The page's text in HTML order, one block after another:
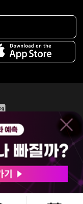
이용약관
층(서초동, 제일빌딩)